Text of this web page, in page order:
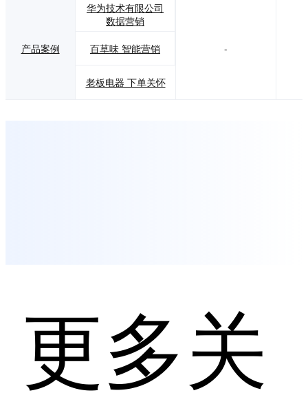
产品案例
华为技术有限公司
数据营销
百草味 智能营销
老板电器 下单关怀
-
更多关